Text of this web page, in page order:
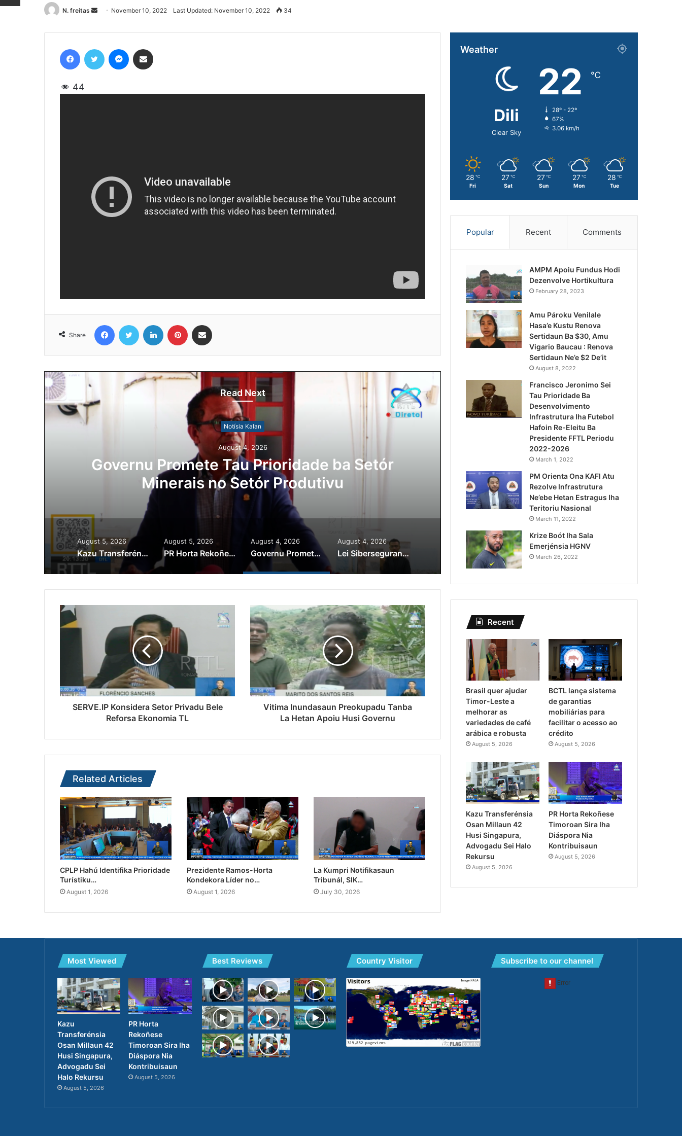
N. freitas
Send
email
November 10, 2022 Last Updated: November 10, 2022 34
44
Share
Read Next
Notísia Kalan
August 4, 2026
Governu Promete Tau Prioridade ba Setór
Minerais no Setór Produtivu
Lei Siberseguransa Ajuda
Kaptura Autór Kriminozu
Estranjeiru
August 5, 2026
Kazu Transferénsia Osan Millaun 42 Husi Singapura, Advogadu Sei Halo Rekursu
August 5, 2026
PR Horta Rekoñese Timoroan Sira Iha Diáspora Nia Kontribuisaun
August 4, 2026
Governu Promete Tau Prioridade ba Setór Minerais no Setór Produtivu
August 4, 2026
Lei Siberseguransa Ajuda Autoridade Polisiál Kaptura Autór Kriminozu ho Paradeiru Iha Estranjeiru
SERVE.IP Konsidera Setor Privadu Bele
Reforsa Ekonomia TL
Vitima Inundasaun Preokupadu Tanba
La Hetan Apoiu Husi Governu
Related Articles
CPLP Hahú Identifika Prioridade
Turístiku…
August 1, 2026
Prezidente Ramos-Horta
Kondekora Líder no…
August 1, 2026
La Kumpri Notifikasaun
Tribunál, SIK…
July 30, 2026
Weather
Dili
Clear Sky
22 ℃
28º - 22º
67%
3.06 km/h
28 ℃
Fri
27 ℃
Sat
27 ℃
Sun
27 ℃
Mon
28 ℃
Tue
Popular Recent Comments
AMPM Apoiu Fundus Hodi
Dezenvolve Hortikultura
February 28, 2023
Amu Pároku Venilale
Hasa’e Kustu Renova
Sertidaun Ba $30, Amu
Vigario Baucau : Renova
Sertidaun Ne’e $2 De’it
August 8, 2022
Francisco Jeronimo Sei
Tau Prioridade Ba
Desenvolvimento
Infrastrutura Iha Futebol
Hafoin Re-Eleitu Ba
Presidente FFTL Periodu
2022-2026
March 1, 2022
PM Orienta Ona KAFI Atu
Rezolve Infrastrutura
Ne’ebe Hetan Estragus Iha
Teritoriu Nasional
March 11, 2022
Krize Boót Iha Sala
Emerjénsia HGNV
March 26, 2022
Recent
Brasil quer ajudar
Timor-Leste a
melhorar as
variedades de café
arábica e robusta
August 5, 2026
BCTL lança sistema
de garantias
mobiliárias para
facilitar o acesso ao
crédito
August 5, 2026
Kazu Transferénsia
Osan Millaun 42
Husi Singapura,
Advogadu Sei Halo
Rekursu
August 5, 2026
PR Horta Rekoñese
Timoroan Sira Iha
Diáspora Nia
Kontribuisaun
August 5, 2026
Most Viewed
Kazu
Transferénsia
Osan Millaun 42
Husi Singapura,
Advogadu Sei
Halo Rekursu
August 5, 2026
PR Horta
Rekoñese
Timoroan Sira Iha
Diáspora Nia
Kontribuisaun
August 5, 2026
Best Reviews Country Visitor Subscribe to our channel